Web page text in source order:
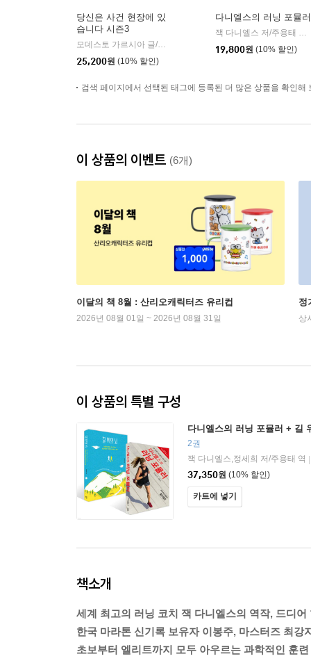
당신은 사건 현장에 있
습니다 시즌3
모데스토 가르시아 글/하비 데 카스트로 그림/엄지영 역 | 중앙북
25,200원 (10% 할인)
다니엘스의 러닝 포뮬러
잭 다니엘스 저/주용태 역
19,800원 (10% 할인)
검색 페이지에서 선택된 태그에 등록된 더 많은 상품을 확인해
이 상품의 이벤트 (6개)
이달의 책 8월 : 산리오캐릭터즈 유리컵
2026년 08월 01일 ~ 2026년 08월 31일
정
상
이 상품의 특별 구성
다니엘스의 러닝 포뮬러 + 길
2권
잭 다니엘스,정세희 저/주용태 역
37,350원 (10% 할인)
카트에 넣기
책소개
세계 최고의 러닝 코치 잭 다니엘스의 역작, 드디어
한국 마라톤 신기록 보유자 이봉주, 마스터즈 최강
초보부터 엘리트까지 모두 아우르는 과학적인 훈